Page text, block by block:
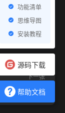
功能清单
思维导图
安装教程
源码下载
帮助文档
PHP多商户-平台管
计.png
下一张
铺菜单.png